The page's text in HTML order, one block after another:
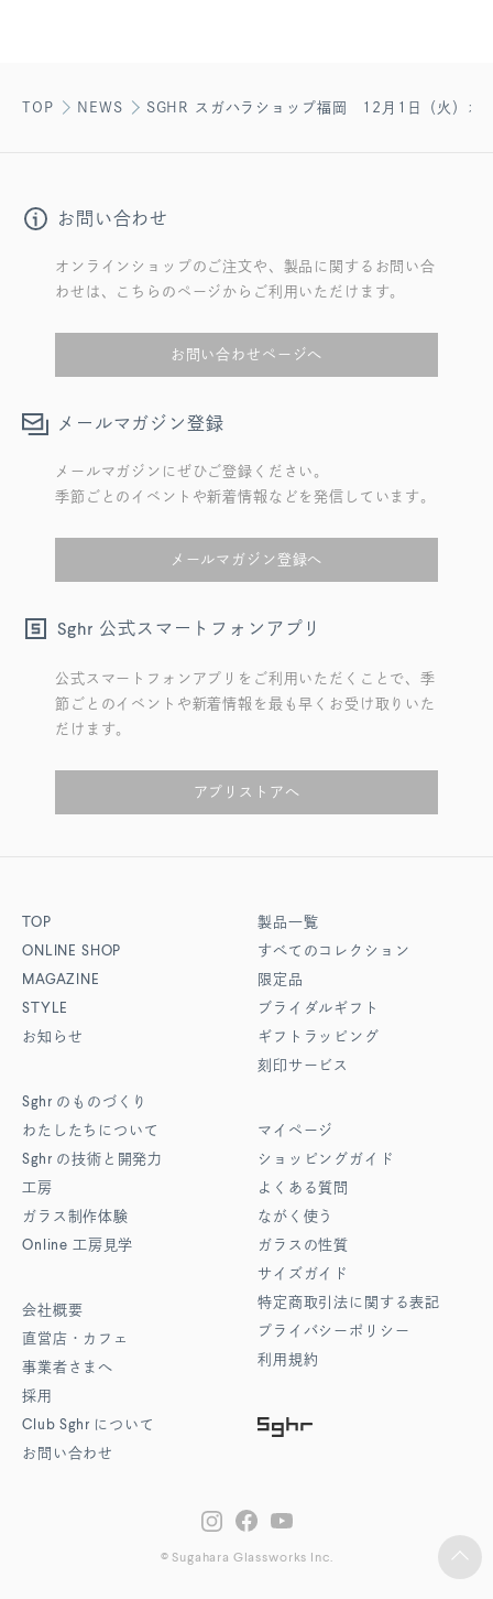
TOP NEWS SGHR スガハラショップ福岡 12月1日（火）オ
お問い合わせ
オンラインショップのご注文や、製品に関するお問い合
わせは、こちらのページからご利用いただけます。
お問い合わせページへ
メールマガジン登録
メールマガジンにぜひご登録ください。
季節ごとのイベントや新着情報などを発信しています。
メールマガジン登録へ
Sghr 公式スマートフォンアプリ
公式スマートフォンアプリをご利用いただくことで、季
節ごとのイベントや新着情報を最も早くお受け取りいた
だけます。
アプリストアへ
TOP
ONLINE SHOP
MAGAZINE
STYLE
お知らせ
Sghr のものづくり
わたしたちについて
Sghr の技術と開発力
工房
ガラス制作体験
Online 工房見学
会社概要
直営店・カフェ
事業者さまへ
採用
Club Sghr について
お問い合わせ
製品一覧
すべてのコレクション
限定品
ブライダルギフト
ギフトラッピング
刻印サービス
マイページ
ショッピングガイド
よくある質問
ながく使う
ガラスの性質
サイズガイド
特定商取引法に関する表記
プライバシーポリシー
利用規約
© Sugahara Glassworks Inc.